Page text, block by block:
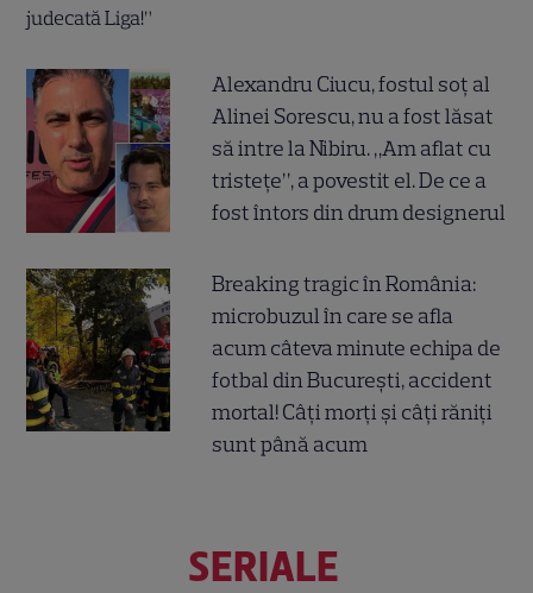
Alexandru Ciucu, fostul soț al
Alinei Sorescu, nu a fost lăsat
să intre la Nibiru. „Am aflat cu
tristețe”, a povestit el. De ce a
fost întors din drum designerul
Breaking tragic în România:
microbuzul în care se afla
acum câteva minute echipa de
fotbal din București, accident
mortal! Câți morți și câți răniți
sunt până acum
SERIALE